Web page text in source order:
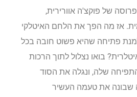
של פוקצ'ה אוורירית,
אז מה הפך את הלחם האיטלקי
פתיחה שהיא פשוט חובה בכל
בואו נצלול לתוך הרכות
שלה, ונגלה את הסוד
את טעמה העשיר